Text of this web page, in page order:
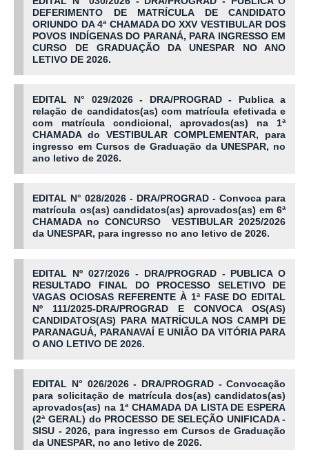
DEFERIMENTO DE MATRÍCULA DE CANDIDATO
ORIUNDO DA 4ª CHAMADA DO XXV VESTIBULAR DOS
POVOS INDÍGENAS DO PARANÁ, PARA INGRESSO EM
CURSO DE GRADUAÇÃO DA UNESPAR NO ANO
LETIVO DE 2026.
EDITAL N° 029/2026 - DRA/PROGRAD - Publica a
relação de candidatos(as) com matrícula efetivada e
com matrícula condicional, aprovados(as) na 1ª
CHAMADA do VESTIBULAR COMPLEMENTAR, para
ingresso em Cursos de Graduação da UNESPAR, no
ano letivo de 2026.
EDITAL N° 028/2026 - DRA/PROGRAD - Convoca para
matrícula os(as) candidatos(as) aprovados(as) em 6ª
CHAMADA no CONCURSO VESTIBULAR 2025/2026
da UNESPAR, para ingresso no ano letivo de 2026.
EDITAL Nº 027/2026 - DRA/PROGRAD - PUBLICA O
RESULTADO FINAL DO PROCESSO SELETIVO DE
VAGAS OCIOSAS REFERENTE À 1ª FASE DO EDITAL
Nº 111/2025-DRA/PROGRAD E CONVOCA OS(AS)
CANDIDATOS(AS) PARA MATRÍCULA NOS CAMPI DE
PARANAGUÁ, PARANAVAÍ E UNIÃO DA VITÓRIA PARA
O ANO LETIVO DE 2026.
EDITAL N° 026/2026 - DRA/PROGRAD - Convocação
para solicitação de matrícula dos(as) candidatos(as)
aprovados(as) na 1ª CHAMADA DA LISTA DE ESPERA
(2ª GERAL) do PROCESSO DE SELEÇÃO UNIFICADA -
SISU - 2026, para ingresso em Cursos de Graduação
da UNESPAR, no ano letivo de 2026.